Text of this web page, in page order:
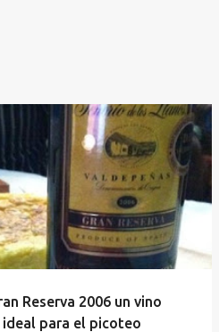
Reserva 2006 un vino
para el picoteo